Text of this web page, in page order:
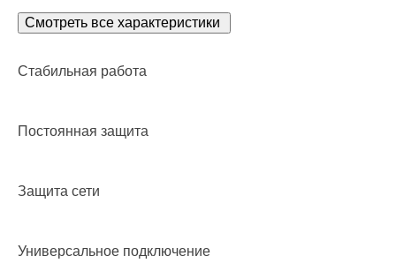
Смотреть все характеристики
Стабильная работа
Постоянная защита
Защита сети
Универсальное подключение